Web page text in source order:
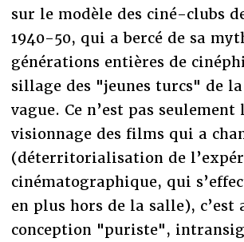
sur le modèle des ciné-clubs
1940-50, qui a bercé de sa
générations entières de
sillage des "jeunes turcs" de
vague. Ce n’est pas seulement
visionnage des films qui a
(déterritorialisation de
cinématographique, qui
en plus hors de la salle), c’est
conception "puriste",